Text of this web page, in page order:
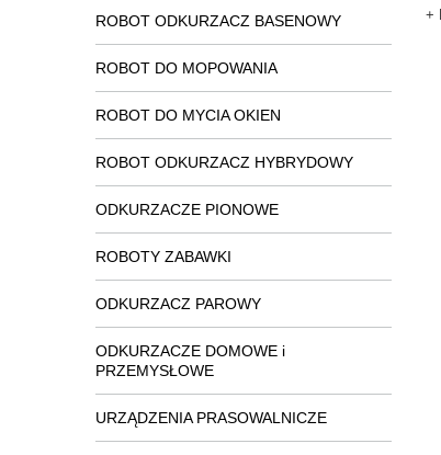
ROBOT ODKURZACZ BASENOWY
ROBOT DO MOPOWANIA
ROBOT DO MYCIA OKIEN
ROBOT ODKURZACZ HYBRYDOWY
ODKURZACZE PIONOWE
ROBOTY ZABAWKI
ODKURZACZ PAROWY
ODKURZACZE DOMOWE i
PRZEMYSŁOWE
URZĄDZENIA PRASOWALNICZE
+